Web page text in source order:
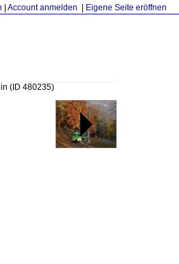
Account anmelden Eigene Seite eröffnen
(ID 480235)